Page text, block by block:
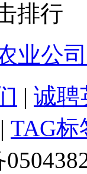
排行
业公
| 诚聘
| TAG标